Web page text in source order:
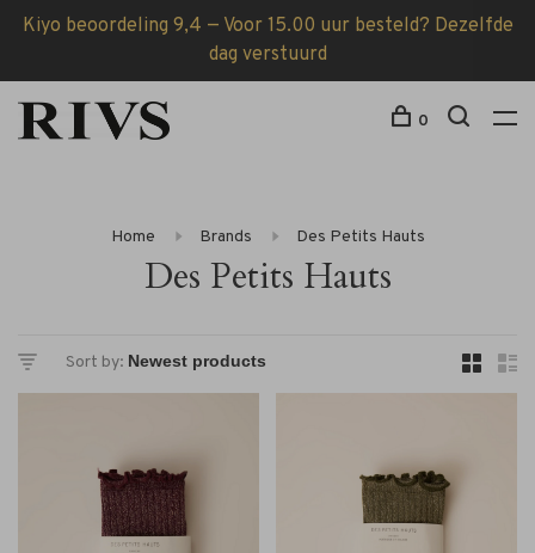
Kiyo beoordeling 9,4 — Voor 15.00 uur besteld? Dezelfde
dag verstuurd
0
Home Brands Des Petits Hauts
Des Petits Hauts
Sort by: